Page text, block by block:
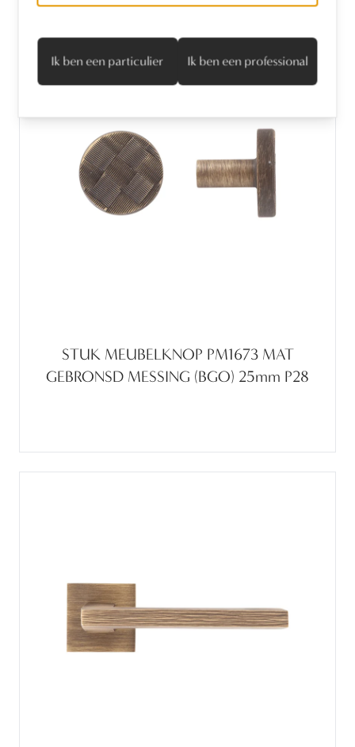
STUK MEUBELKNOP PM1673 MAT
GEBRONSD MESSING (BGO) 25mm P28
Ik ben een particulier Ik ben een professional